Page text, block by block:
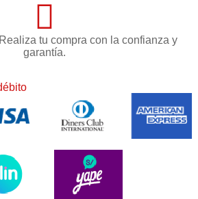
tu compra con la confianza y
garantía.